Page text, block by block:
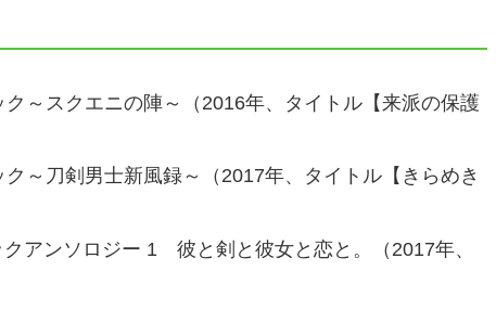
～スクエニの陣～（2016年、タイトル【来派の保護
～刀剣男士新風録～（2017年、タイトル【きらめき
アンソロジー 1 彼と剣と彼女と恋と。（2017年、